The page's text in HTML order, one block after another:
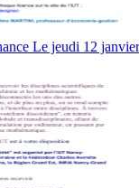
Le jeudi 12